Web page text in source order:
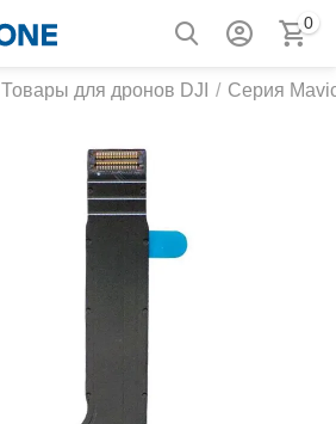
0
Товары для дронов DJI / Серия